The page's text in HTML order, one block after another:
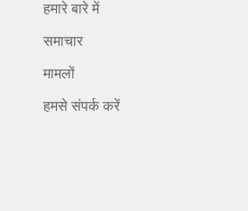
हमारे बारे में
समाचार
मामलों
हमसे संपर्क करें